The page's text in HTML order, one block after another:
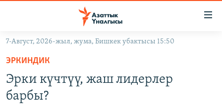
Навигацияга
өтүңүз
Издөөгө
салыңызКЫРГЫЗСТАН
ДҮЙНӨ
УКРАИНА
7-Август, 2026-жыл, жума, Бишкек убактысы 15:50
ЭРКИНДИК
Эрки күчтүү, жаш лидерлер
барбы?